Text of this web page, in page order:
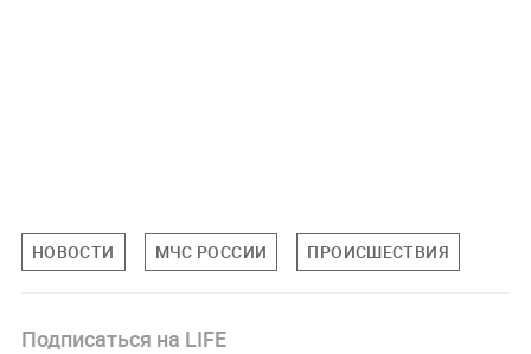
НОВОСТИ МЧС РОССИИ ПРОИСШЕСТВИЯ
Подписаться на LIFE